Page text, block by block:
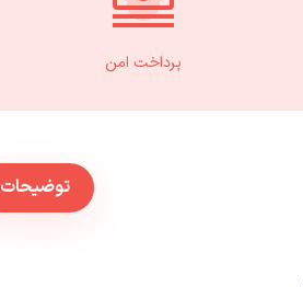
پرداخت امن
توضیحات